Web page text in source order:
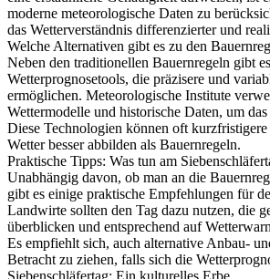
moderne meteorologische Daten zu
das Wetterverständnis differenzierter und
Welche Alternativen gibt es zu den
Neben den traditionellen Bauernregeln gibt
Wetterprognosetools, die präzisere und
ermöglichen. Meteorologische Institute
Wettermodelle und historische Daten, um
Diese Technologien können oft
Wetter besser abbilden als Bauernregeln.
Praktische Tipps: Was tun am
Unabhängig davon, ob man an die
gibt es einige praktische Empfehlungen für
Landwirte sollten den Tag dazu nutzen, die
überblicken und entsprechend auf
Es empfiehlt sich, auch alternative Anbau-
Betracht zu ziehen, falls sich die
Siebenschläfertag: Ein kulturelles Erbe